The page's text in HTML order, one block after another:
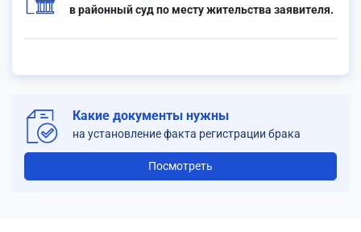
в районный суд по месту жительства заявителя.
Какие документы нужны
на установление факта регистрации брака
Посмотреть